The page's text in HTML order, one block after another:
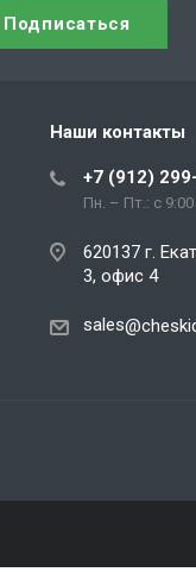
Наши контакты
+7 (912)
Пн. – Пт.: с
620137 г.
3, офис 4
sales